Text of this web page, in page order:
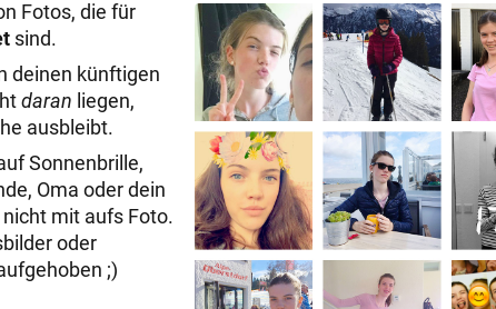
Fotos, die für
sind.
deinen künftigen
daran liegen,
ausbleibt.
Sonnenbrille,
Oma oder dein
mit aufs Foto.
oder
;)